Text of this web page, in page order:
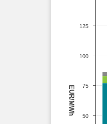
EUR/MWh 50
75
100
125